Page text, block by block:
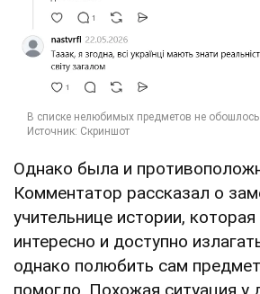
Однако была и
Комментатор рассказал о
учительнице истории,
интересно и доступно
однако полюбить сам
помогло. Похожая ситуация у